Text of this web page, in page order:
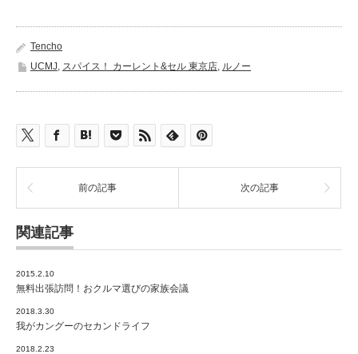
Tencho
UCMJ, スパイス！ カーレント&セル 東京店, ルノー
前の記事 次の記事
関連記事
2015.2.10
無料出張訪問！おクルマ選びの家族会議
2018.3.30
我がカングーのセカンドライフ
2018.2.23